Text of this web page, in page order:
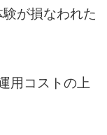
が損なわれた
用コストの上